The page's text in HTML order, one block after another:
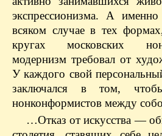
экспрессионизма. А
всяком случае в тех
кругах московских
модернизм требовал от
У каждого свой
заключался в том,
нонконформистов между
…Отказ от искусства —